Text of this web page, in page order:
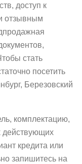
доступ к
отзывным
стать
посетить
Березовский
комплектацию,
действующих
кредита или
запишитесь на